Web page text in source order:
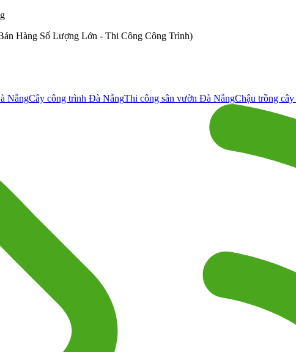
Hàng Số Lượng Lớn - Thi Công Công Trình)
NẵngCây công trình Đà NẵngThi công sân vườn Đà NẵngChậu trồng